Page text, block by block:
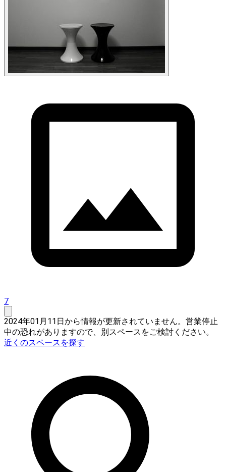
7
2024年01月11日から情報が更新されていません。営業停止
中の恐れがありますので、別スペースをご検討ください。
近くのスペースを探す